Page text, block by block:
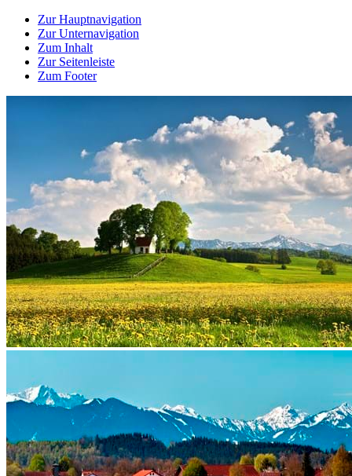
Zur Hauptnavigation
Zur Unternavigation
Zum Inhalt
Zur Seitenleiste
Zum Footer